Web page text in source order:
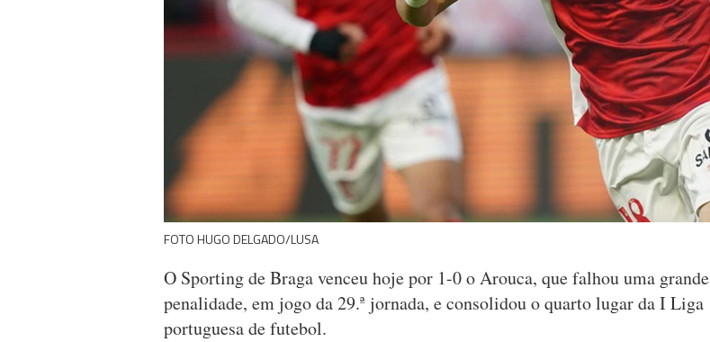
FOTO HUGO DELGADO/LUSA
O Sporting de Braga venceu hoje por 1-0 o Arouca, que falhou uma grande
penalidade, em jogo da 29.ª jornada, e consolidou o quarto lugar da I Liga
portuguesa de futebol.